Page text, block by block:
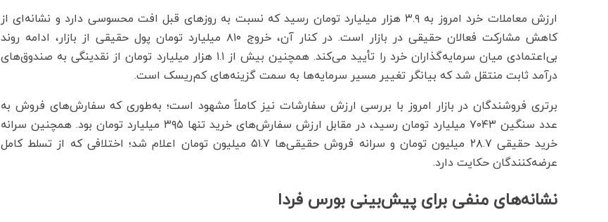
ارزش معاملات خرد امروز به ۳.۹ هزار میلیارد تومان رسید که نسبت به روزهای قبل افت محسوسی دارد و نشانه‌ای از
کاهش مشارکت فعالان حقیقی در بازار است. در کنار آن، خروج ۸۱۰ میلیارد تومان پول حقیقی از بازار، ادامه روند
بی‌اعتمادی میان سرمایه‌گذاران خرد را تأیید می‌کند. همچنین بیش از ۱.۱ هزار میلیارد تومان از نقدینگی به صندوق‌های
درآمد ثابت منتقل شد که بیانگر تغییر مسیر سرمایه‌ها به سمت گزینه‌های کم‌ریسک است.
برتری فروشندگان در بازار امروز با بررسی ارزش سفارشات نیز کاملاً مشهود است؛ به‌طوری که سفارش‌های فروش به
عدد سنگین ۷۰۴۳ میلیارد تومان رسید، در مقابل ارزش سفارش‌های خرید تنها ۳۹۵ میلیارد تومان بود. همچنین سرانه
خرید حقیقی ۲۸.۷ میلیون تومان و سرانه فروش حقیقی‌ها ۵۱.۷ میلیون تومان اعلام شد؛ اختلافی که از تسلط کامل
عرضه‌کنندگان حکایت دارد.
نشانه‌های منفی برای پیش‌بینی بورس فردا